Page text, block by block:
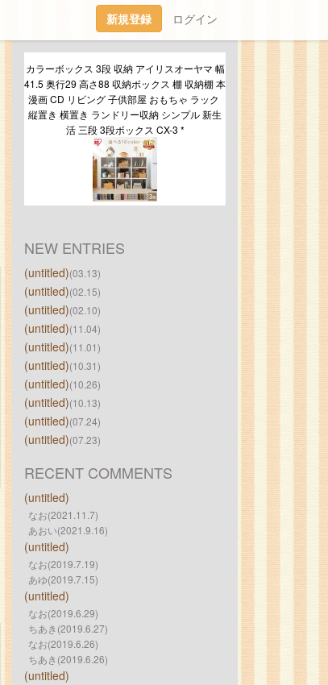
新規登録 ログイン
カラーボックス 3段 収納 アイリスオーヤマ 幅
41.5 奥行29 高さ88 収納ボックス 棚 収納棚 本
漫画 CD リビング 子供部屋 おもちゃ ラック
縦置き 横置き ランドリー収納 シンプル 新生
活 三段 3段ボックス CX-3 *
NEW ENTRIES
(untitled)(03.13)
(untitled)(02.15)
(untitled)(02.10)
(untitled)(11.04)
(untitled)(11.01)
(untitled)(10.31)
(untitled)(10.26)
(untitled)(10.13)
(untitled)(07.24)
(untitled)(07.23)
RECENT COMMENTS
(untitled)
なお(2021.11.7)
あおい(2021.9.16)
(untitled)
なお(2019.7.19)
あゆ(2019.7.15)
(untitled)
なお(2019.6.29)
ちあき(2019.6.27)
なお(2019.6.26)
ちあき(2019.6.26)
(untitled)